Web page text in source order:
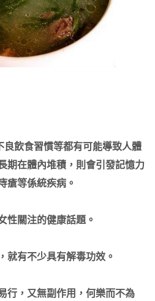
良飲食習慣等都有可能導致人體
期在體內堆積，則會引發記憶力
瘡等係統疾病。
性關注的健康話題。
就有不少具有解毒功效。
行，又無副作用，何樂而不為